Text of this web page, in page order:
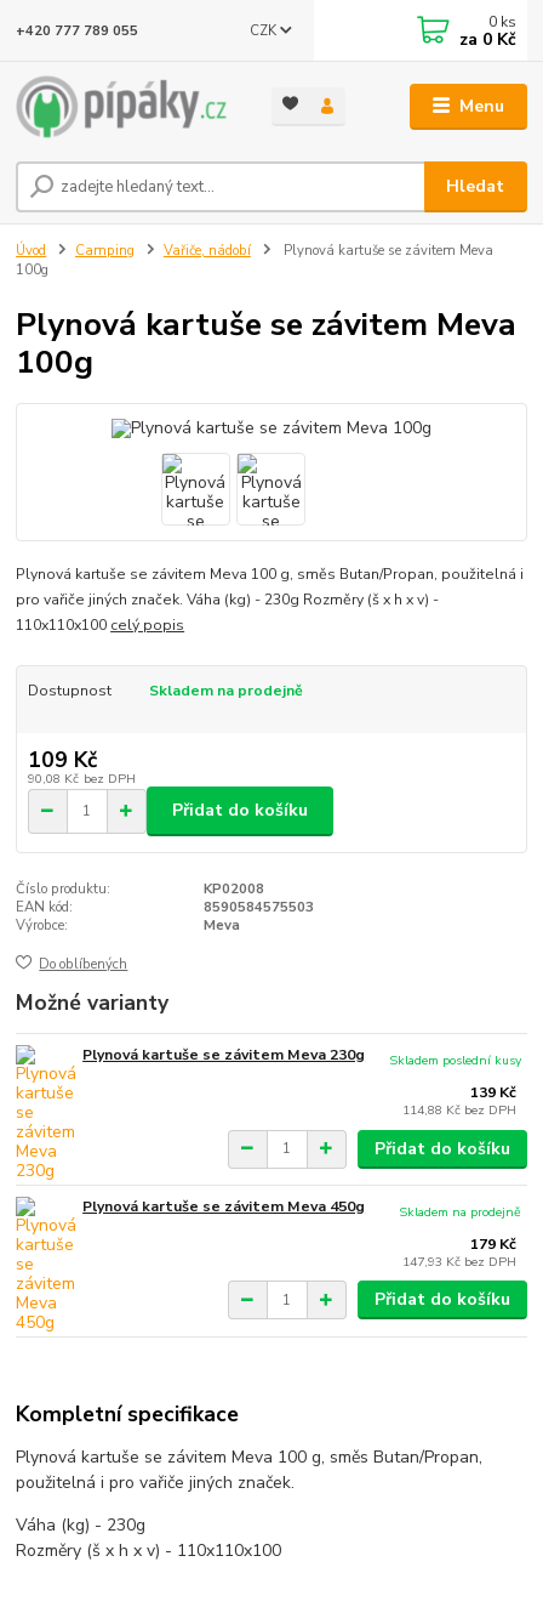
Menu
CZK
Hledat
+420 777 789 055 0 ks
za 0 Kč
Úvod Camping Vařiče, nádobí
Plynová kartuše se závitem Meva
100g
Plynová kartuše se závitem Meva
100g
Plynová kartuše se závitem Meva 100 g, směs Butan/Propan, použitelná i
pro vařiče jiných značek. Váha (kg) - 230g Rozměry (š x h x v) -
110x110x100 celý popis
Dostupnost Skladem na prodejně
109 Kč
90,08 Kč bez DPH
Přidat do košíku
Číslo produktu:
KP02008
EAN kód:
8590584575503
Výrobce:
Meva
Do oblíbených
Možné varianty
Plynová kartuše se závitem Meva 230g
139 Kč
114,88 Kč bez DPH
Skladem poslední kusy
Přidat do košíku
Plynová kartuše se závitem Meva 450g
179 Kč
147,93 Kč bez DPH
Skladem na prodejně
Přidat do košíku
Kompletní specifikace
Plynová kartuše se závitem Meva 100 g, směs Butan/Propan,
použitelná i pro vařiče jiných značek.
Váha (kg) - 230g
Rozměry (š x h x v) - 110x110x100